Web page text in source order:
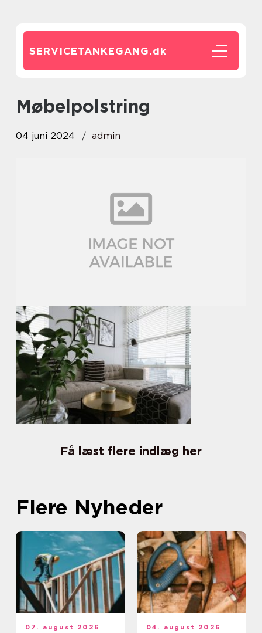
SERVICETANKEGANG.dk
møbelpolstring
04 juni 2024 admin
Få læst flere indlæg her
Flere Nyheder
07. august 2026 04. august 2026